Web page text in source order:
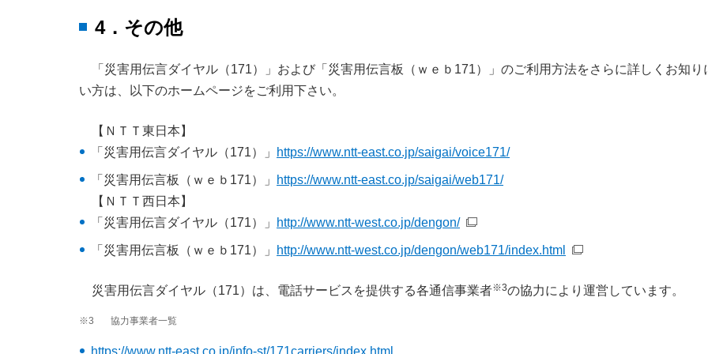
4．その他
「災害用伝言ダイヤル（171）」および「災害用伝言板（ｗｅｂ171）」のご利用方法をさらに詳しくお知り
い方は、以下のホームページをご利用下さい。
【ＮＴＴ東日本】
「災害用伝言ダイヤル（171）」
https://www.ntt-east.co.jp/saigai/voice171/
「災害用伝言板（ｗｅｂ171）」
https://www.ntt-east.co.jp/saigai/web171/
【ＮＴＴ西日本】
「災害用伝言ダイヤル（171）」
http://www.ntt-west.co.jp/dengon/
「災害用伝言板（ｗｅｂ171）」 http://www.ntt-west.co.jp/dengon/web171/index.html
災害用伝言ダイヤル（171）は、電話サービスを提供する各通信事業者※3の協力により運営しています。
※3 協力事業者一覧
https://www.ntt-east.co.jp/info-st/171carriers/index.html